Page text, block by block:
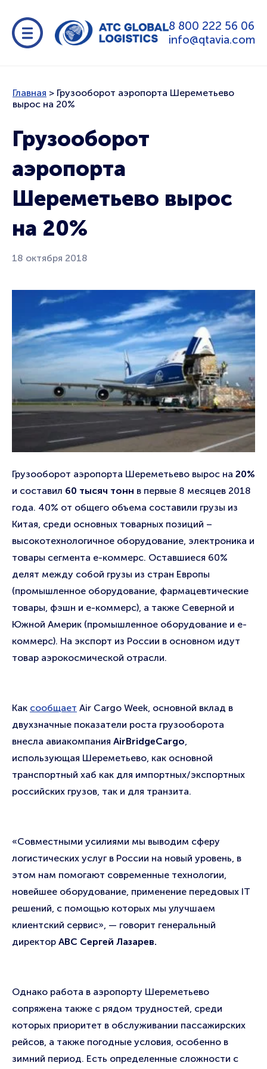
8 800 222 56 06
info@qtavia.com
Главная > Грузооборот аэропорта Шереметьево
вырос на 20%
Грузооборот
аэропорта
Шереметьево вырос
на 20%
18 октября 2018
Грузооборот аэропорта Шереметьево вырос на 20%
и составил 60 тысяч тонн в первые 8 месяцев 2018
года. 40% от общего объема составили грузы из
Китая, среди основных товарных позиций –
высокотехнологичное оборудование, электроника и
товары сегмента е-коммерс. Оставшиеся 60%
делят между собой грузы из стран Европы
(промышленное оборудование, фармацевтические
товары, фэшн и е-коммерс), а также Северной и
Южной Америк (промышленное оборудование и е-
коммерс). На экспорт из России в основном идут
товар аэрокосмической отрасли.
Как сообщает Air Cargo Week, основной вклад в
двухзначные показатели роста грузооборота
внесла авиакомпания AirBridgeCargo
использующая Шереметьево, как основной
транспортный хаб как для импортных/экспортных
российских грузов, так и для транзита.
«Совместными усилиями мы выводим сферу
логистических услуг в России на новый уровень, в
этом нам помогают современные технологии,
новейшее оборудование, применение передовых IT
решений, с помощью которых мы улучшаем
клиентский сервис», — говорит генеральный
директор АВС Сергей Лазарев.
Однако работа в аэропорту Шереметьево
сопряжена также с рядом трудностей, среди
которых приоритет в обслуживании пассажирских
рейсов, а также погодные условия, особенно в
зимний период. Есть определенные сложности с